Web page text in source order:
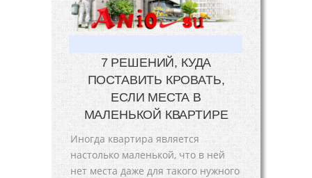
7 РЕШЕНИЙ, КУДА
ПОСТАВИТЬ КРОВАТЬ,
ЕСЛИ МЕСТА В
МАЛЕНЬКОЙ КВАРТИРЕ
Иногда квартира является
настолько маленькой, что в ней
нет места даже для такого нужного